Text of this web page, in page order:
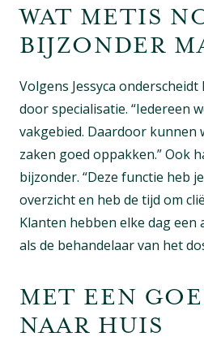
WAT METIS
BIJZONDER
Volgens Jessyca
door specialisatie. “Iedereen
vakgebied. Daardoor kunnen
zaken goed oppakken.” Ook
bijzonder. “Deze functie heb
overzicht en heb de tijd om
Klanten hebben elke dag een
als de behandelaar van het
MET EEN
NAAR HUIS